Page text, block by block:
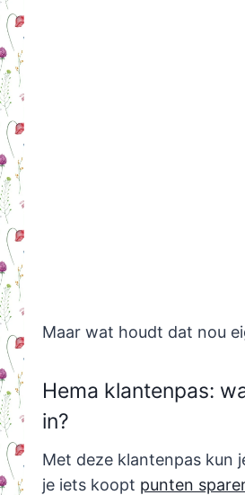
Maar wat houdt dat nou
Hema klantenpas:
in?
Met deze klantenpas kun
je iets koopt punten